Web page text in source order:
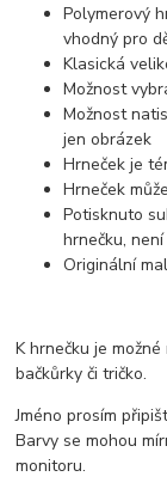
Polymerový
vhodný pro
Klasická
Možnost
Možnost
jen obrázek
Hrneček je
Hrneček
Potisknuto
hrnečku,
Originální
K hrnečku je
bačkůrky či tričko.
Jméno prosím
Barvy se mohou
monitoru.